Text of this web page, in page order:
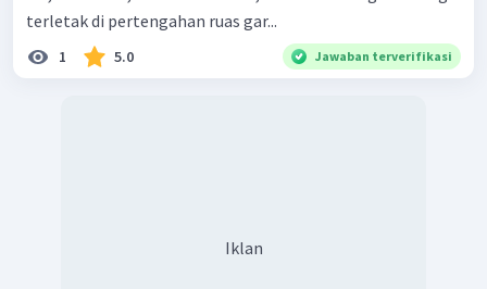
terletak di pertengahan ruas gar...
1 5.0 Jawaban terverifikasi
Iklan